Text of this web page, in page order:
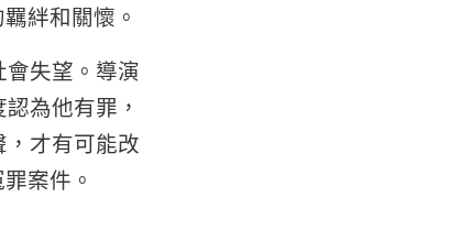
絆和關懷。
失望。導演
為他有罪，
才有可能改
案件。